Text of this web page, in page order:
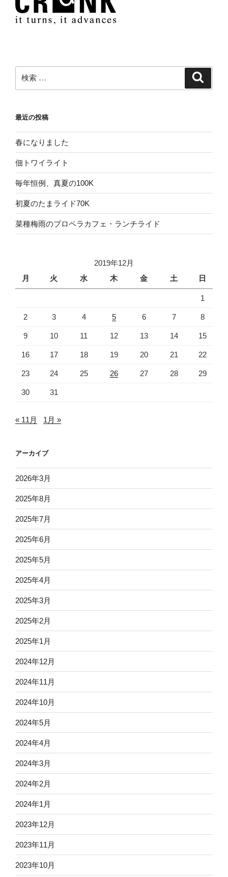
索:
最近の投稿
春になりました
佃トワイライト
毎年恒例、真夏の100K
初夏のたまライド70K
菜種梅雨のプロペラカフェ・ランチライド
2019年12月
月
火 水 木 金 土 日
1
2 3 4 5 6 7 8
9 10 11 12 13 14 15
16 17 18 19 20 21 22
23 24 25 26 27 28 29
30 31
« 11月 1月 »
アーカイブ
2026年3月
2025年8月
2025年7月
2025年6月
2025年5月
2025年4月
2025年3月
2025年2月
2025年1月
2024年12月
2024年11月
2024年10月
2024年5月
2024年4月
2024年3月
2024年2月
2024年1月
2023年12月
2023年11月
2023年10月